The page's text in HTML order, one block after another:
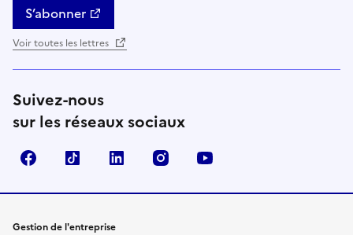
S’abonner
Voir toutes les lettres
Suivez-nous
sur les réseaux sociaux
FacebookTikTok Linkedin Instagram
Gestion de l'entreprise